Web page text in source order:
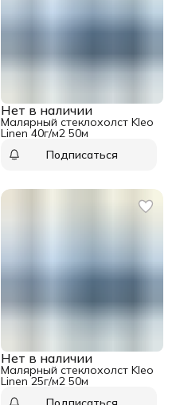
Нет в наличии
Малярный стеклохолст Kleo
Linen 40г/м2 50м
Подписаться
Нет в наличии
Малярный стеклохолст Kleo
Linen 25г/м2 50м